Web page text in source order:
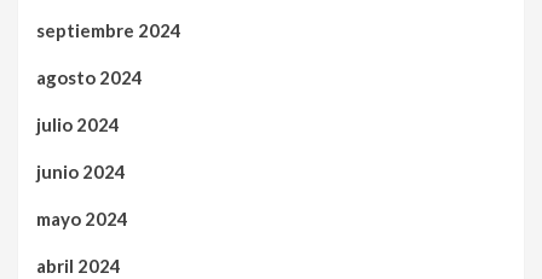
septiembre 2024
agosto 2024
julio 2024
junio 2024
mayo 2024
abril 2024